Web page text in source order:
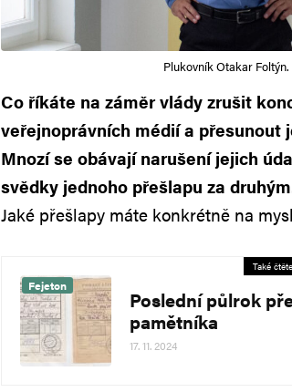
Plukovník Otakar
Co říkáte na záměr vlády zrušit
veřejnoprávních médií a přesunout
Mnozí se obávají narušení jejich
svědky jednoho přešlapu za
Jaké přešlapy máte konkrétně na
Také čtěte
Fejeton
Poslední půlrok
pamětníka
17. 11. 2024